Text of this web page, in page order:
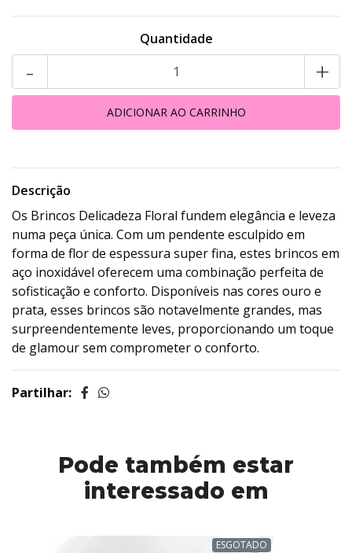
Quantidade
- +
Descrição
Os Brincos Delicadeza Floral fundem elegância e leveza
numa peça única. Com um pendente esculpido em
forma de flor de espessura super fina, estes brincos em
aço inoxidável oferecem uma combinação perfeita de
sofisticação e conforto. Disponíveis nas cores ouro e
prata, esses brincos são notavelmente grandes, mas
surpreendentemente leves, proporcionando um toque
de glamour sem comprometer o conforto.
Partilhar:
Pode também estar
interessado em
ESGOTADO